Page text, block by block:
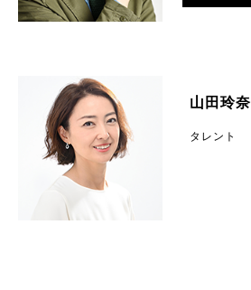
山田玲奈
タレント